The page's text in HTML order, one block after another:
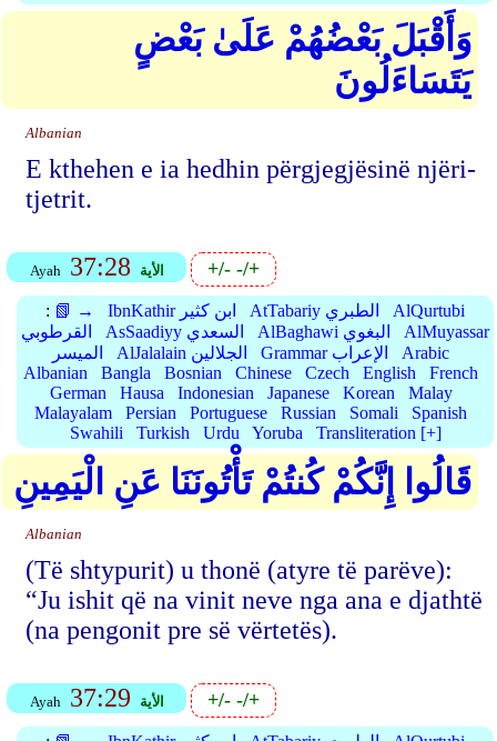
وَأَقْبَلَ بَعْضُهُمْ عَلَىٰ بَعْضٍ
يَتَسَاءَلُونَ
Albanian
E kthehen e ia hedhin përgjegjësinë njëri-
tjetrit.
Ayah 37:28 الأية +/--/+
: 📗 → IbnKathir ابن كثير AtTabariy الطبري
AlQurtubi
القرطوبي
AsSaadiyy السعدي AlBaghawi البغوي
AlMuyassar
الميسر
AlJalalain الجلالين Grammar الإعراب
Arabic
Albanian
Bangla Bosnian Chinese Czech English
French
German
Hausa Indonesian Japanese Korean
Malay
Malayalam
Persian Portuguese Russian Somali
Spanish
Swahili
Turkish Urdu Yoruba Transliteration [+]
قَالُوا إِنَّكُمْ كُنتُمْ تَأْتُونَنَا عَنِ الْيَمِينِ
Albanian
(Të shtypurit) u thonë (atyre të parëve):
“Ju ishit që na vinit neve nga ana e djathtë
(na pengonit pre së vërtetës).
Ayah 37:29 الأية +/--/+